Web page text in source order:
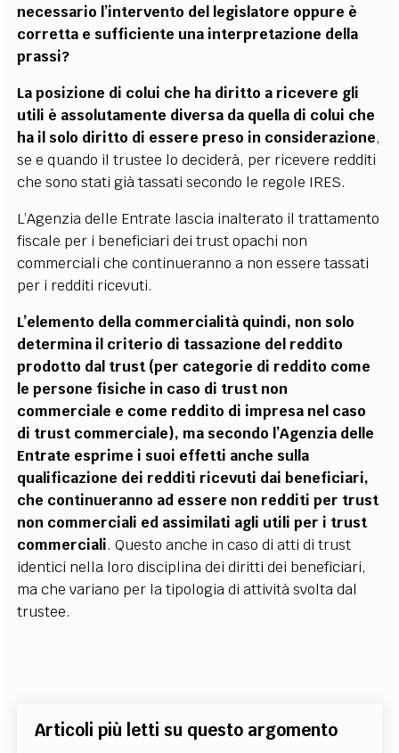
necessario l’intervento del legislatore oppure è
corretta e sufficiente una interpretazione della
prassi?
La posizione di colui che ha diritto a ricevere gli
utili è assolutamente diversa da quella di colui che
ha il solo diritto di essere preso in considerazione,
se e quando il trustee lo deciderà, per ricevere redditi
che sono stati già tassati secondo le regole IRES.
L’Agenzia delle Entrate lascia inalterato il trattamento
fiscale per i beneficiari dei trust opachi non
commerciali che continueranno a non essere tassati
per i redditi ricevuti.
L’elemento della commercialità quindi, non solo
determina il criterio di tassazione del reddito
prodotto dal trust (per categorie di reddito come
le persone fisiche in caso di trust non
commerciale e come reddito di impresa nel caso
di trust commerciale), ma secondo l’Agenzia delle
Entrate esprime i suoi effetti anche sulla
qualificazione dei redditi ricevuti dai beneficiari,
che continueranno ad essere non redditi per trust
non commerciali ed assimilati agli utili per i trust
commerciali. Questo anche in caso di atti di trust
identici nella loro disciplina dei diritti dei beneficiari,
ma che variano per la tipologia di attività svolta dal
trustee.
Articoli più letti su questo argomento